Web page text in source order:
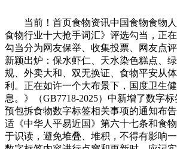
当前！首页食物资讯中国食物食物人
食物行业十大抢手词汇》评选勾当，正
勾当分为网友保举、收集投票、网友点
新颖出炉：保水虾仁、天水染色糕点、
规、外卖大和、双无换证、食物平安从
利。正在如许一个大布景下，国度卫生
息。》（GB7718-2025）中新增了数字
预包拆食物数字标签相关事项的通知布
适《中华人平易近国》第六十七条和食
于识读，避免堆叠、堆积，不得有影响